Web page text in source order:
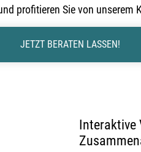
profitieren Sie von unserem
JETZT BERATEN LASSEN!
Interaktive